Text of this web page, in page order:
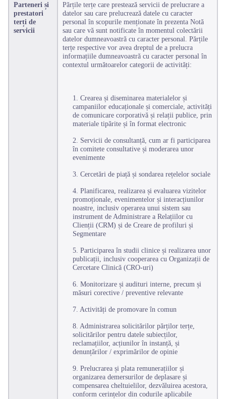
Parteneri și
prestatori
terți de
servicii
Părțile terțe care prestează servicii de prelucrare a
datelor sau care prelucrează datele cu caracter
personal în scopurile menționate în prezenta Notă
sau care vă sunt notificate în momentul colectării
datelor dumneavoastră cu caracter personal. Părțile
terțe respective vor avea dreptul de a prelucra
informațiile dumneavoastră cu caracter personal în
contextul următoarelor categorii de activități:
1. Crearea și diseminarea materialelor și
campaniilor educaționale și comerciale, activități
de comunicare corporativă și relații publice, prin
materiale tipărite și în format electronic
2. Servicii de consultanță, cum ar fi participarea
în comitete consultative și moderarea unor
evenimente
3. Cercetări de piață și sondarea rețelelor sociale
4. Planificarea, realizarea și evaluarea vizitelor
promoționale, evenimentelor și interacțiunilor
noastre, inclusiv operarea unui sistem sau
instrument de Administrare a Relațiilor cu
Clienții (CRM) și de Creare de profiluri și
Segmentare
5. Participarea în studii clinice și realizarea unor
publicații, inclusiv cooperarea cu Organizații de
Cercetare Clinică (CRO-uri)
6. Monitorizare și audituri interne, precum și
măsuri corective / preventive relevante
7. Activități de promovare în comun
8. Administrarea solicitărilor părților terțe,
solicitărilor pentru datele subiecților,
reclamațiilor, acțiunilor în instanță, și
denunțărilor / exprimărilor de opinie
9. Prelucrarea și plata remunerațiilor și
organizarea demersurilor de deplasare și
compensarea cheltuielilor, dezvăluirea acestora,
conform cerințelor din codurile aplicabile